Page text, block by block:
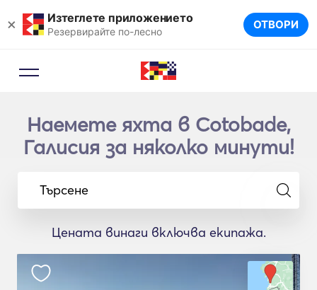
× Изтеглете приложението
Резервирайте по-лесно ОТВОРИ
Наемете яхта в Cotobade,
Галисия за няколко минути!
Търсене
Цената винаги включва екипажа.